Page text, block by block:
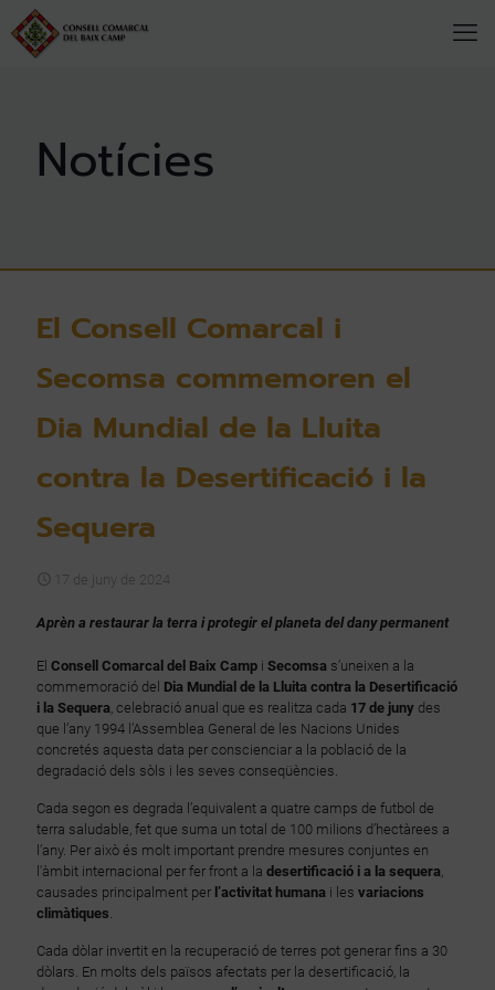
El Consell Comarcal i
Secomsa commemoren el
Dia Mundial de la Lluita
contra la Desertificació i la
Sequera
17 de juny de 2024
Aprèn a restaurar la terra i protegir el planeta del dany permanent
El Consell Comarcal del Baix Camp i Secomsa s’uneixen a la
commemoració del Dia Mundial de la Lluita contra la Desertificació
i la Sequera, celebració anual que es realitza cada 17 de juny des
que l’any 1994 l’Assemblea General de les Nacions Unides
concretés aquesta data per conscienciar a la població de la
degradació dels sòls i les seves conseqüències.
Cada segon es degrada l’equivalent a quatre camps de futbol de
terra saludable, fet que suma un total de 100 milions d’hectàrees a
l’any. Per això és molt important prendre mesures conjuntes en
l'àmbit internacional per fer front a la desertificació i a la sequera,
causades principalment per l’activitat humana i les variacions
climàtiques.
Cada dòlar invertit en la recuperació de terres pot generar fins a 30
dòlars. En molts dels països afectats per la desertificació, la